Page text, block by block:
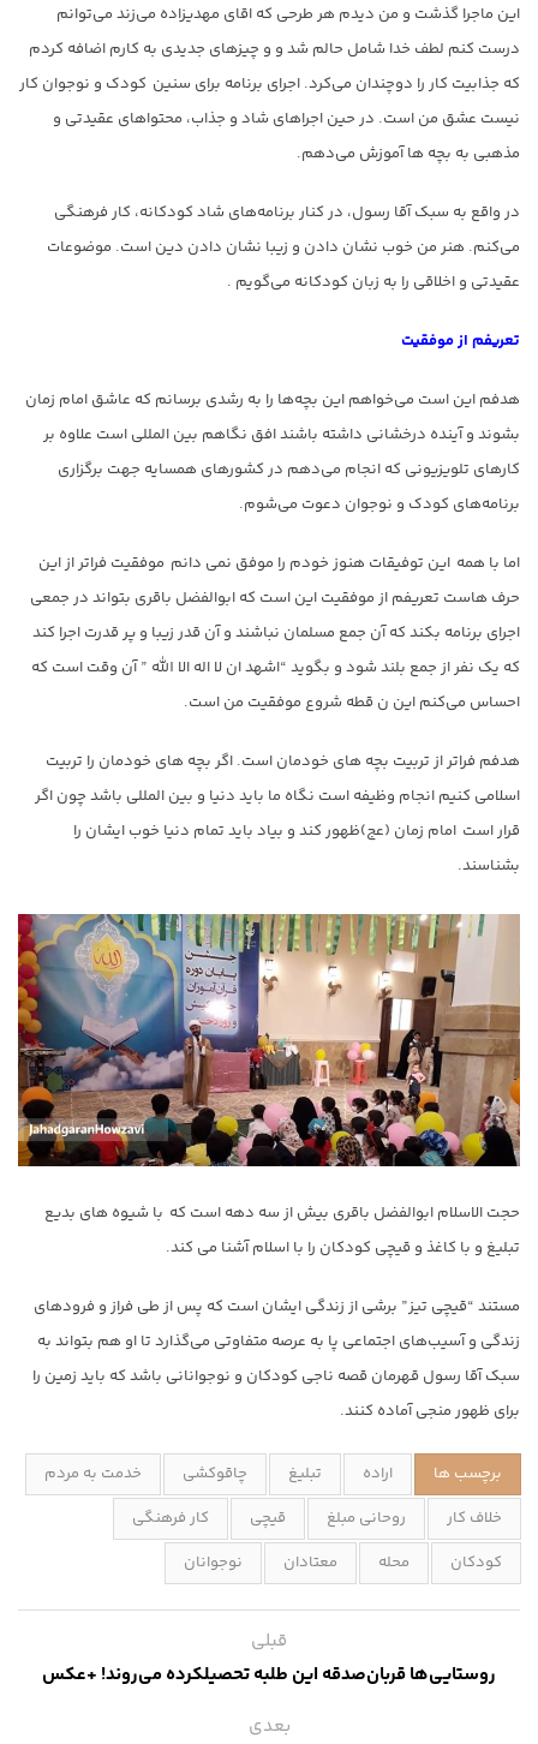
این ماجرا گذشت و من دیدم هر طرحی که اقای مهدیزاده می‌‍‌‌زند می‌توانم
درست کنم لطف خدا شامل حالم شد و و چیزهای جدیدی به کارم اضافه کردم
که جذابیت کار را دوچندان می‌کرد. اجرای برنامه برای سنین کودک و نوجوان کار
نیست عشق من است. در حین اجراهای شاد و جذاب، محتواهای عقیدتی و
مذهبی به بچه ها آموزش می‌دهم.
در واقع به سبک آقا رسول، در کنار برنامه‌های شاد کودکانه، کار فرهنگی
می‌کنم. هنر من خوب نشان دادن و زیبا نشان دادن دین است. موضوعات
عقیدتی و اخلاقی را به زبان کودکانه می‌گویم .
تعریفم از موفقیت
هدفم این است می‌خواهم این بچه‌ها را به رشدی برسانم که عاشق امام زمان
بشوند و آینده درخشانی داشته باشند افق نگاهم بین المللی است علاوه بر
کارهای تلویزیونی که انجام می‌دهم در کشورهای همسایه جهت برگزاری
برنامه‌های کودک و نوجوان دعوت می‌شوم.
اما با همه این توفیقات هنوز خودم را موفق نمی دانم موفقیت فراتر از این
حرف هاست تعریفم از موفقیت این است که ابوالفضل باقری بتواند در جمعی
اجرای برنامه بکند که آن جمع مسلمان نباشند و آن قدر زیبا و پر قدرت اجرا کند
که یک نفر از جمع بلند شود و بگوید “اشهد ان لا اله الا الله ” آن وقت است که
احساس می‌کنم این ن قطه شروع موفقیت من است.
هدفم فراتر از تربیت بچه های خودمان است. اگر بچه های خودمان را تربیت
اسلامی کنیم انجام وظیفه است نگاه ما باید دنیا و بین المللی باشد چون اگر
قرار است امام زمان (عج)ظهور کند و بیاد باید تمام دنیا خوب ایشان را
بشناسند.
حجت الاسلام ابوالفضل باقری بیش از سه دهه است که با شیوه های بدیع
تبلیغ و با کاغذ و قیچی کودکان را با اسلام آشنا می کند.
مستند “قیچی تیز” برشی از زندگی ایشان است که پس از طی فراز و فرودهای
زندگی و آسیب‌های اجتماعی پا به عرصه متفاوتی می‌گذارد تا او هم بتواند به
سبک آقا رسول قهرمان قصه ناجی کودکان و نوجوانانی باشد که باید زمین را
برای ظهور منجی آماده کنند.
برچسب ها اراده تبلیغ چاقوکشی
خدمت به مردم
خلاف کار
روحانی مبلغ قیچی
کار فرهنگی
کودکان
محله معتادان نوجوانان
قبلی
روستایی‌ها قربان‌صدقه این طلبه تحصیلکرده می‌روند! +عکس
بعدی